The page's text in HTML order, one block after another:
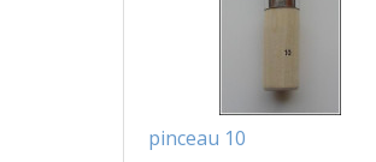
pinceau 10